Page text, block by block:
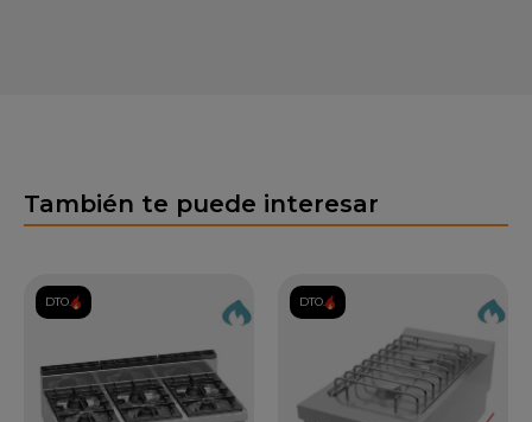
También te puede interesar
DTO. DTO.